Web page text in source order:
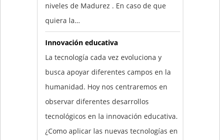
niveles de Madurez . En caso de que
quiera la…
Innovación educativa
La tecnología cada vez evoluciona y
busca apoyar diferentes campos en la
humanidad. Hoy nos centraremos en
observar diferentes desarrollos
tecnológicos en la innovación educativa.
¿Como aplicar las nuevas tecnologías en